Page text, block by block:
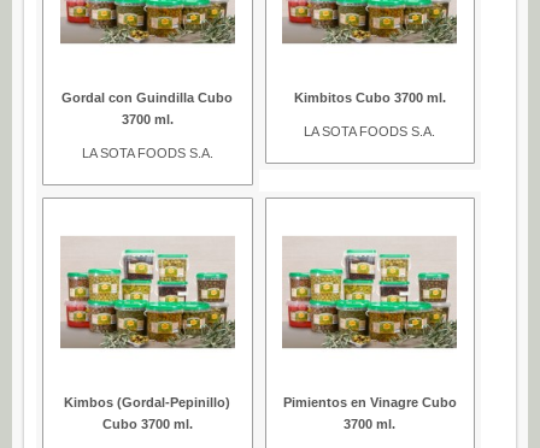
Gordal con Guindilla Cubo
3700 ml.
LA SOTA FOODS S.A.
Kimbitos Cubo 3700 ml.
LA SOTA FOODS S.A.
Kimbos (Gordal-Pepinillo)
Cubo 3700 ml.
Pimientos en Vinagre Cubo
3700 ml.